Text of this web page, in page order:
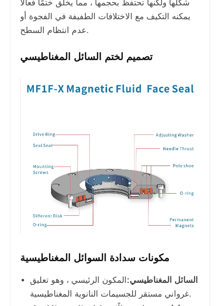
شكلها ولكنها تحتفظ بحجمها ، مما يخلق ختمًا فعالًا
يمكنه التكيف مع الاختلافات الطفيفة في الفجوة أو
عدم انتظام السطح.
تصميم لختم السائل المغناطيسي
مكونات سدادة السوائل المغناطيسية
السائل المغناطيسي: المكون الرئيسي ، وهو تعليق
غرواني مستقر للجسيمات النانوية المغناطيسية.